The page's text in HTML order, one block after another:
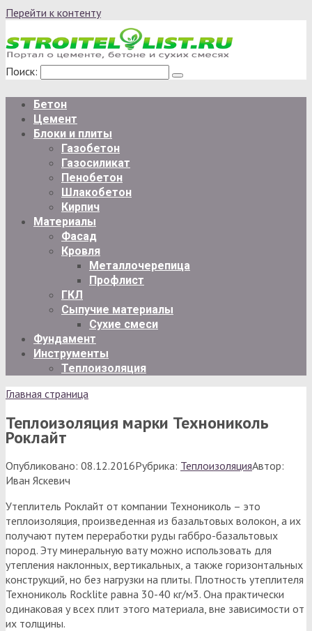
Перейти к контенту
Поиск:
Бетон
Цемент
Блоки и плиты
Газобетон
Газосиликат
Пенобетон
Шлакобетон
Кирпич
Материалы
Фасад
Кровля
Металлочерепица
Профлист
ГКЛ
Сыпучие материалы
Сухие смеси
Фундамент
Инструменты
Теплоизоляция
Главная страница
Теплоизоляция марки Технониколь
Роклайт
Опубликовано: 08.12.2016Рубрика: ТеплоизоляцияАвтор:
Иван Яскевич
Утеплитель Роклайт от компании Технониколь – это
теплоизоляция, произведенная из базальтовых волокон, а их
получают путем переработки руды габбро-базальтовых
пород. Эту минеральную вату можно использовать для
утепления наклонных, вертикальных, а также горизонтальных
конструкций, но без нагрузки на плиты. Плотность утеплителя
Технониколь Rocklite равна 30-40 кг/м3. Она практически
одинаковая у всех плит этого материала, вне зависимости от
их толщины.